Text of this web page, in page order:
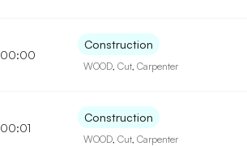
00:00
Construction
WOOD ,Cut ,Carpenter
00:01
Construction
WOOD ,Cut ,Carpenter